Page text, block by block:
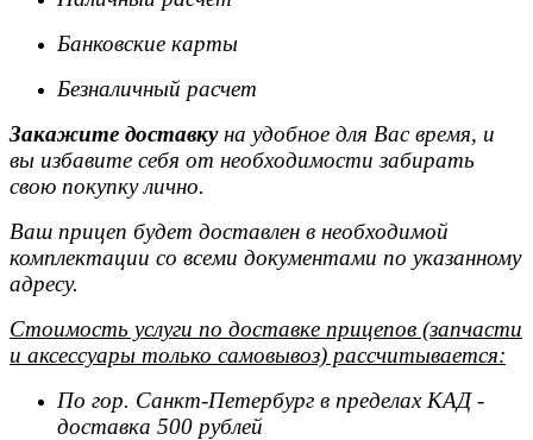
Банковские карты
Безналичный расчет
Закажите доставкуна удобное для Вас время, и
вы избавите себя от необходимости забирать
свою покупку лично.
Ваш прицеп будет доставлен в необходимой
комплектации со всеми документами по указанному
адресу.
Стоимость услуги по доставке прицепов (запчасти
и аксессуары только самовывоз) рассчитывается:
По гор. Санкт-Петербург в пределах КАД -
доставка 500 рублей